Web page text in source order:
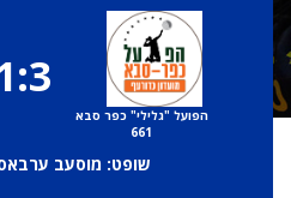
הפועל "גלילי" כפר סבא
661
שופט: מוסעב